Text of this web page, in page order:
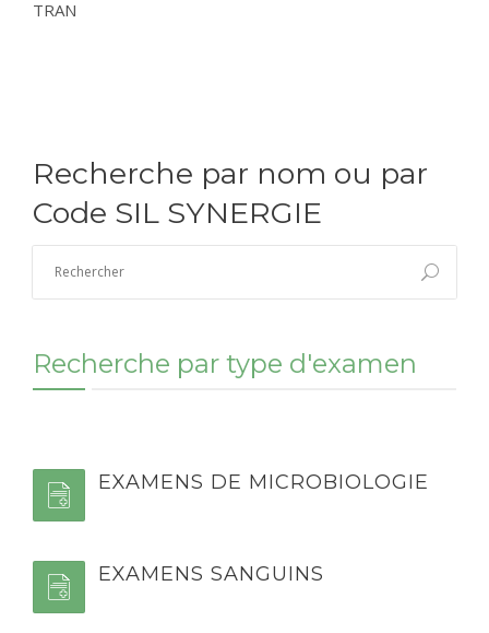
TRAN
Recherche par nom ou par
Code SIL SYNERGIE
Recherche par type d'examen
EXAMENS DE MICROBIOLOGIE
EXAMENS SANGUINS